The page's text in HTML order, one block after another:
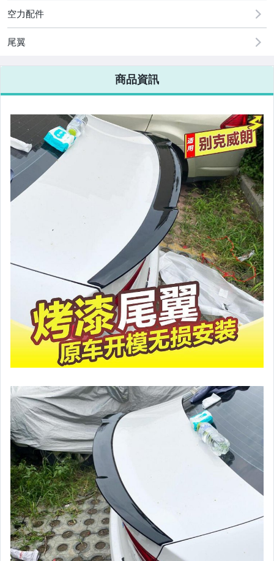
美容保養與彩妝
電腦、平板與周邊
相機、攝影與周邊
嬰幼兒與孕婦
汽機車精品百貨
居家、家具與園藝
玩具、模型與公仔
女裝與服飾配件
女包精品與女鞋
家電與影音視聽
美食與地方特產
空力配件
尾翼
商品資訊